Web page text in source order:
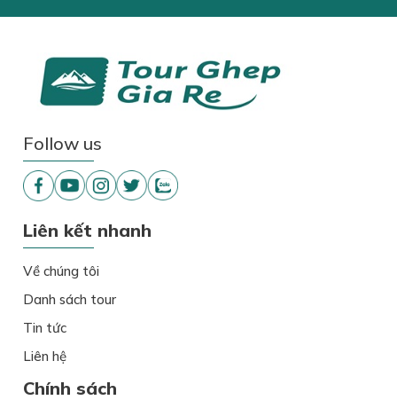
Follow us
Liên kết nhanh
Về chúng tôi
Danh sách tour
Tin tức
Liên hệ
Chính sách